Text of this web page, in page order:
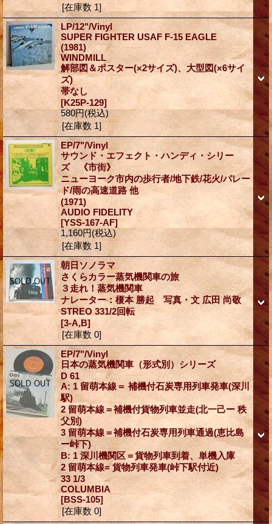
[在庫数 1]
LP/12"/Vinyl
SUPER FIGHTER USAF F-15 EAGLE
(1981)
WINDMILL
解部図＆ポスター(×2サイズ)、大型図(×6サイ
ズ)
帯なし
[K25P-129]
580円(税込)
[在庫数 1]
EP/7"/Vinyl
サウンド・エフェクト・ハンディ・シリー
ズ 《市街》
ニューヨーク市内の歩行者/地下鉄/花火/パレー
ド/雨の高速道路 他
(1971)
AUDIO FIDELITY
[YSS-167-AF]
1,160円(税込)
[在庫数 1]
朝日ソノラマ
さくらカラー蒸気機関車の旅
３走れ！蒸気機関車
ナレーター：榎本 勝起 写真・文 広田 尚敬
STREO 331/2回転
[3-A,B]
[在庫数 0]
EP/7"/Vinyl
日本の蒸気機関車（形式別）シリーズ
D 61
A: 1 留萌本線＝ 補機付石炭専用列車発車(深川
駅)
2 留萌本線＝補機付貨物列車並走(北一己ー 秩
父別)
3 留萌本線＝補機付石炭専用列車通過(恵比島
ー峠下)
B: 1 深川機関区＝貨物列車到着、単機入庫
2 留萌本線= 貨物列車発車(峠下駅付近)
33 1/3
COLUMBIA
[BSS-105]
[在庫数 0]